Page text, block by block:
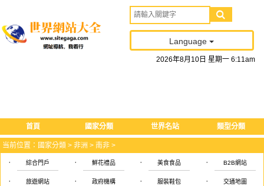
Language
2026年8月 10 日 星期一 6:11am
首頁 國家分類 世界名站 類型分類
当前位置： 國家分類 > 非洲 > 南非 >
· 綜合門戶 · 鮮花禮品 · 美食食品 · B2B網站
· 旅遊網站 · 政府機構 · 服裝鞋包 · 交通地圖